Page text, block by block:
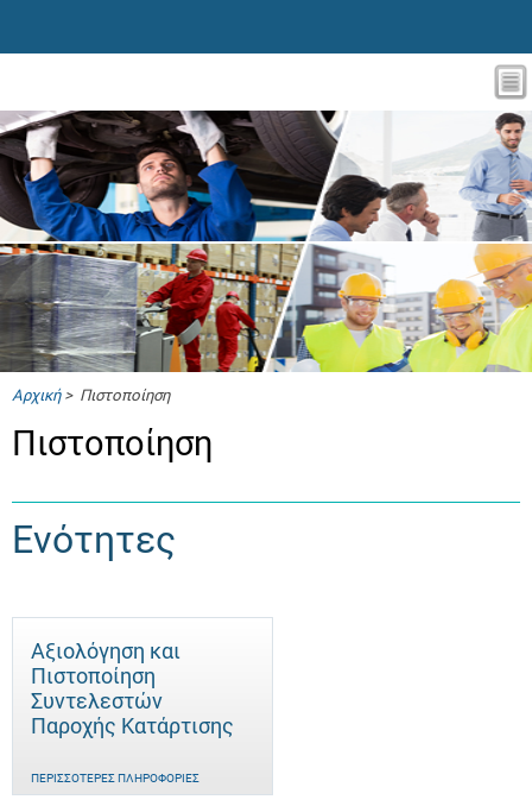
Αρχική> Πιστοποίηση
Πιστοποίηση
Ενότητες
Αξιολόγηση και
Πιστοποίηση
Συντελεστών
Παροχής Κατάρτισης
ΠΕΡΙΣΣΌΤΕΡΕΣ ΠΛΗΡΟΦΟΡΊΕΣ